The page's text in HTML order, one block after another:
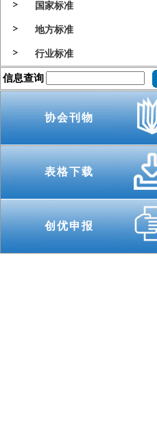
国家标准
地方标准
行业标准
信息查询
协会刊物
表格下载
创优申报